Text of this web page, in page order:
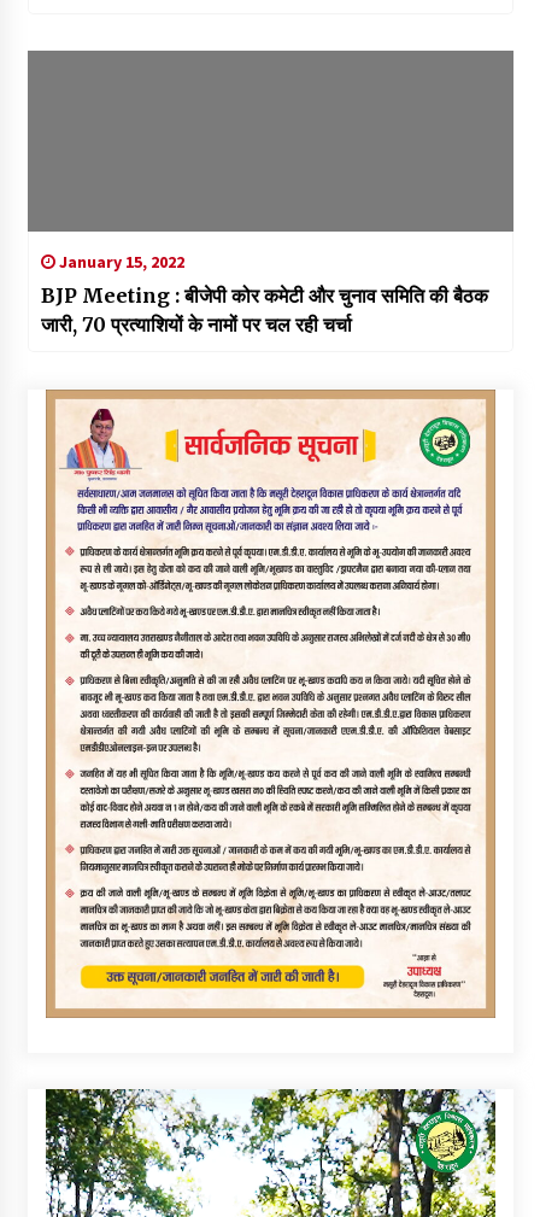
January 15, 2022
BJP Meeting : बीजेपी कोर कमेटी और चुनाव समिति की बैठक
जारी, 70 प्रत्याशियों के नामों पर चल रही चर्चा